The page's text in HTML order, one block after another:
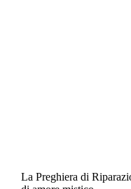
La Preghiera di